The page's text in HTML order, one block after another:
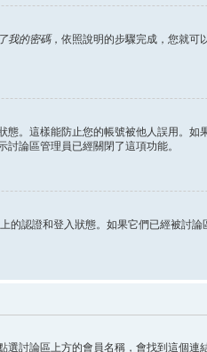
我的密碼，依照說明的步驟完成，您就可
。這樣能防止您的帳號被他人誤用。如
論區管理員已經關閉了這項功能。
的認證和登入狀態。如果它們已經被討
討論區上方的會員名稱，會找到這個連